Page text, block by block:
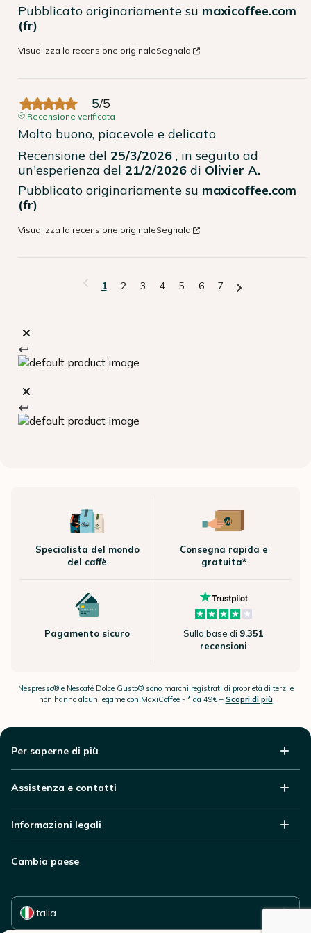
Pubblicato originariamente su maxicoffee.com
(fr)
Visualizza la recensione originaleSegnala
5/5
Recensione verificata
Molto buono, piacevole e delicato
Recensione del 25/3/2026 , in seguito ad
un'esperienza del 21/2/2026 di Olivier A.
Pubblicato originariamente su maxicoffee.com
(fr)
Visualizza la recensione originaleSegnala
1 2 3 4 5 6 7
Specialista del mondo
del caffè
Consegna rapida e
gratuita*
Pagamento sicuro Sulla base di 9.351
recensioni
Nespresso® e Nescafé Dolce Gusto® sono marchi registrati di proprietà di terzi e
non hanno alcun legame con MaxiCoffee - * da 49€ – Scopri di più
Per saperne di più
Assistenza e contatti
Informazioni legali
Cambia paese
Italia
Seleziona il tuo paese